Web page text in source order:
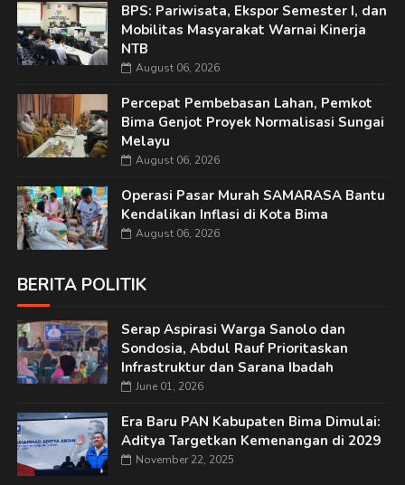
BPS: Pariwisata, Ekspor Semester I, dan
Mobilitas Masyarakat Warnai Kinerja
NTB
August 06, 2026
Percepat Pembebasan Lahan, Pemkot
Bima Genjot Proyek Normalisasi Sungai
Melayu
August 06, 2026
Operasi Pasar Murah SAMARASA Bantu
Kendalikan Inflasi di Kota Bima
August 06, 2026
BERITA POLITIK
Serap Aspirasi Warga Sanolo dan
Sondosia, Abdul Rauf Prioritaskan
Infrastruktur dan Sarana Ibadah
June 01, 2026
Era Baru PAN Kabupaten Bima Dimulai:
Aditya Targetkan Kemenangan di 2029
November 22, 2025